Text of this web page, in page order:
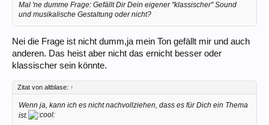
Mal 'ne dumme Frage: Gefällt Dir Dein eigener "klassischer" Sound
und musikalische Gestaltung oder nicht?
Nei die Frage ist nicht dumm,ja mein Ton gefällt mir und auch
anderen. Das heist aber nicht das ernicht besser oder
klassischer sein könnte.
Zitat von altblase: ↑
Wenn ja, kann ich es nicht nachvollziehen, dass es für Dich ein Thema
ist.